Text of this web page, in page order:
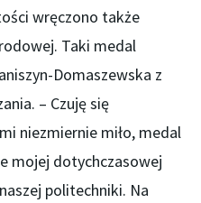
wręczono także
Taki medal
Domaszewska z
– Czuję się
niezmiernie miło, medal
mojej dotychczasowej
politechniki. Na